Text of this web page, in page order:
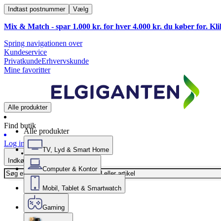
Indtast postnummer Vælg
Mix & Match - spar 1.000 kr. for hver 4.000 kr. du køber for.
Spring navigationen over
Kundeservice
PrivatkundeErhvervskunde
Mine favoritter
Alle produkter
Find butik
Log ind
Indkøbskurv
Alle produkter
TV, Lyd & Smart Home
Computer & Kontor
Mobil, Tablet & Smartwatch
Gaming